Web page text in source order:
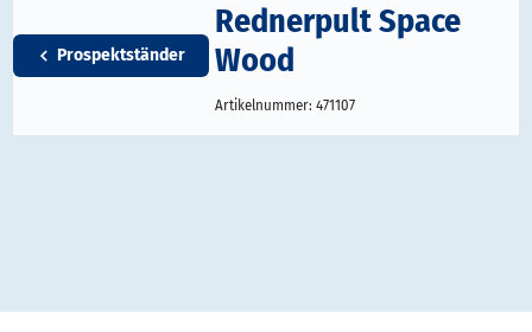
Prospektständer
Rednerpult Space
Wood
Artikelnummer: 471107